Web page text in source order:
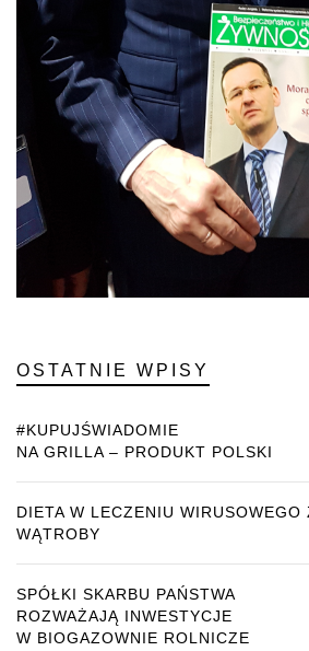
OSTATNIE WPISY
#KUPUJŚWIADOMIE
NA GRILLA – PRODUKT POLSKI
DIETA W LECZENIU WIRUSOWEGO
WĄTROBY
SPÓŁKI SKARBU PAŃSTWA
ROZWAŻAJĄ INWESTYCJE
W BIOGAZOWNIE ROLNICZE